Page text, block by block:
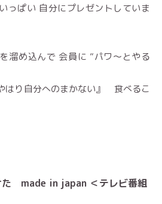
っぱい 自分にプレゼントしていま
溜め込んで 会員に ”パワ〜とやる
り自分へのまかない』 食べるこ
made in japan ＜テレビ番組